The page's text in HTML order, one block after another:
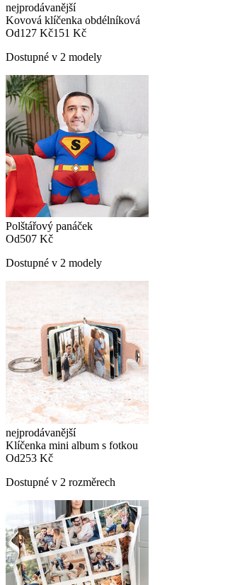
nejprodávanější
Kovová klíčenka obdélníková
Od127 Kč151 Kč
Dostupné v 2 modely
Polštářový panáček
Od507 Kč
Dostupné v 2 modely
nejprodávanější
Klíčenka mini album s fotkou
Od253 Kč
Dostupné v 2 rozměrech